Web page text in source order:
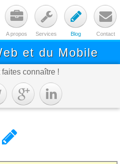

Contact

Blog

Services

A propos
et du Mobile
faites connaître !
 
